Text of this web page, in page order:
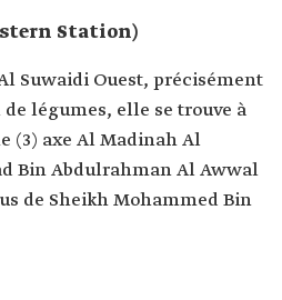
Station)
Suwaidi Ouest, précisément
légumes, elle se trouve à
(3) axe Al Madinah Al
Bin Abdulrahman Al Awwal
de Sheikh Mohammed Bin